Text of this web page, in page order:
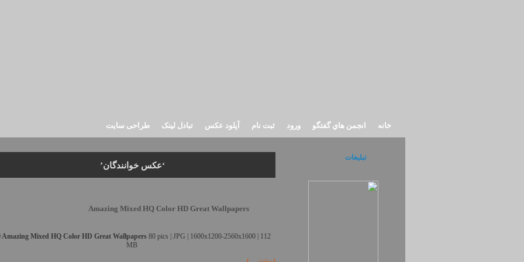
خانه انجمن هاي گفتگو ورود ثبت نام آپلود عکس تبادل لینک طراحی سایت
تبلیغات
‘عکس خوانندگان’
Amazing Mixed HQ Color HD Great Wallpapers
Amazing Mixed HQ Color HD Great Wallpapers80 pics | JPG | 1600x1200-2560x1600 | 112
MB